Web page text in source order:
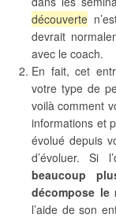
découverte
devrait
avec le coach.
En fait, cet
votre type de
voilà comment
informations et
évolué depuis
d’évoluer. Si
beaucoup
décompose le
l’aide de son